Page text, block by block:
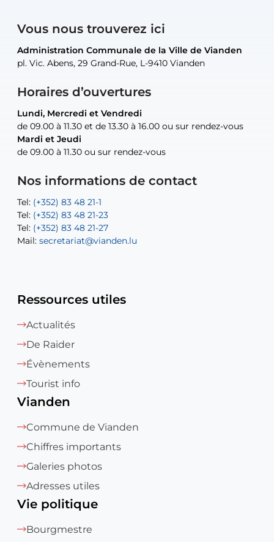
Vous nous trouverez ici
Administration Communale de la Ville de Vianden
pl. Vic. Abens, 29 Grand-Rue, L-9410 Vianden
Horaires d’ouvertures
Lundi, Mercredi et Vendredi
de 09.00 à 11.30 et de 13.30 à 16.00 ou sur rendez-vous
Mardi et Jeudi
de 09.00 à 11.30 ou sur rendez-vous
Nos informations de contact
Tel: (+352) 83 48 21-1
Tel: (+352) 83 48 21-23
Tel: (+352) 83 48 21-27
Mail: secretariat@vianden.lu
Administration Communale de la Ville de Vianden
pl. Vic. Abens, 29 Grand-Rue, L-9410 Vianden
Lundi, Mercredi et Vendredi
de 09.00 à 11.30 et de 13.30 à 16.00 ou sur rendez-vous
Mardi et Jeudi
de 09.00 à 11.30 ou sur rendez-vous
Tel: (+352) 83 48 21-20
Tel: (+352) 83 48 21-22
Mail:sofia.carvalho@vianden.lu
Mail: diane.storn@vianden.lu
Administration Communale de la Ville de Vianden
pl. Vic. Abens, 29 Grand-Rue, L-9410 Vianden
uniquement sur rendez-vous
Mail:recette@vianden.lu
Administration Communale de la Ville de Vianden
pl. Vic. Abens, 29 Grand-Rue, L-9410 Vianden
uniquement sur rendez-vous
Tel:(+352) 83 48 21-31
Atelier Communal de la Ville de Vianden
30, rue Neugarten, L-9422 Vianden
uniquement sur rendez-vous
Tel:Permanence (Fuite d’eau) : 83 48 21 61
Ressources utiles
Actualités
De Raider
Évènements
Tourist info
Vianden
Commune de Vianden
Chiffres importants
Galeries photos
Adresses utiles
Vie politique
Bourgmestre